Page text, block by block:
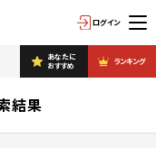
ログイン
あなたに
おすすめ
ランキング
結果